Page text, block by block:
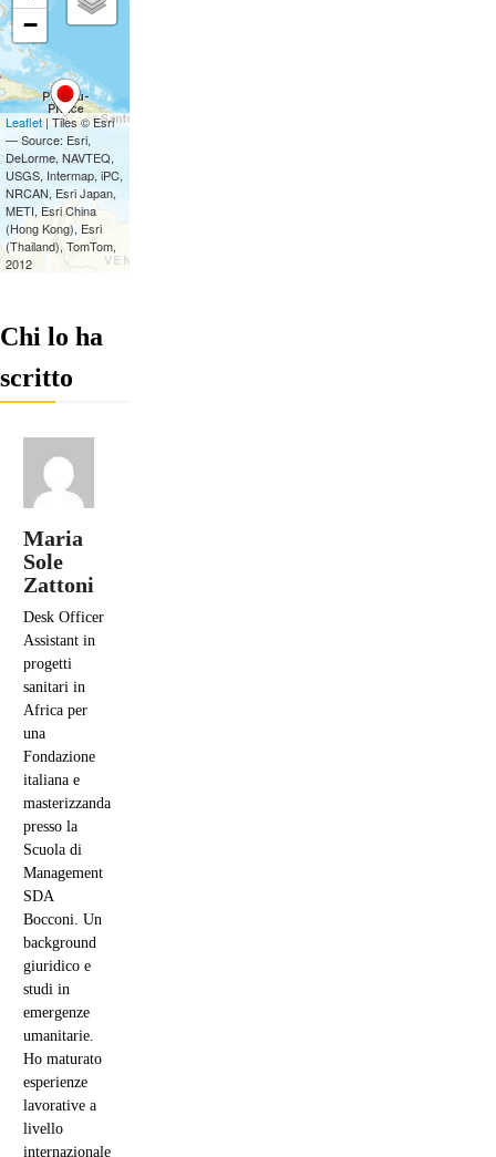
Chi lo ha
scritto
Maria
Sole
Zattoni
Desk Officer
Assistant in
progetti
sanitari in
Africa per
una
Fondazione
italiana e
masterizzanda
presso la
Scuola di
Management
SDA
Bocconi. Un
background
giuridico e
studi in
emergenze
umanitarie.
Ho maturato
esperienze
lavorative a
livello
internazionale